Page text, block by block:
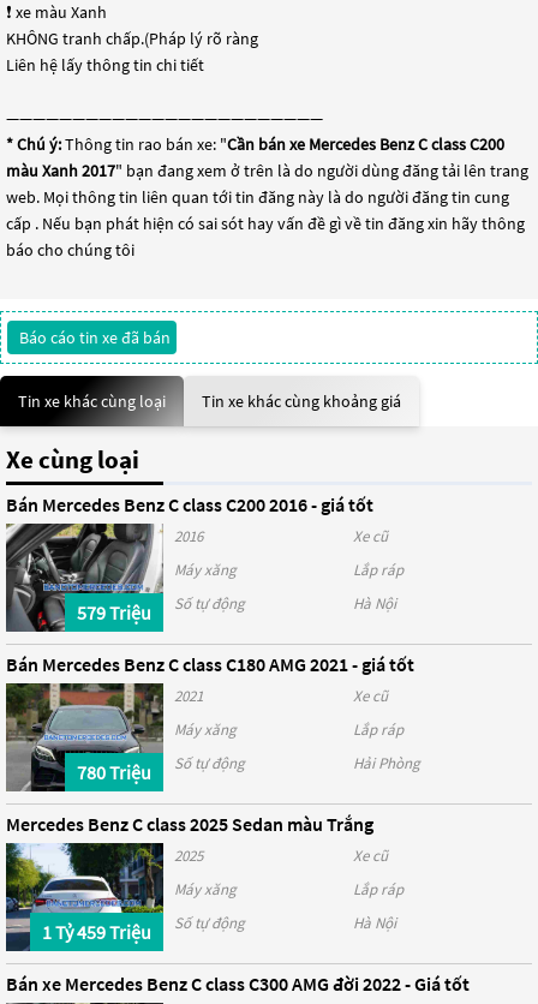
❗️ xe màu Xanh
‍KHÔNG tranh chấp.(Pháp lý rõ ràng
Liên hệ lấy thông tin chi tiết
————————————————————————
* Chú ý:Thông tin rao bán xe: "Cần bán xe Mercedes Benz C class C200
màu Xanh 2017" bạn đang xem ở trên là do người dùng đăng tải lên trang
web. Mọi thông tin liên quan tới tin đăng này là do người đăng tin cung
cấp . Nếu bạn phát hiện có sai sót hay vấn đề gì về tin đăng xin hãy thông
báo cho chúng tôi
Báo cáo tin xe đã bán
Tin xe khác cùng loại Tin xe khác cùng khoảng giá
Xe cùng loại
Bán Mercedes Benz C class C200 2016 - giá tốt
579 Triệu
2016
Xe cũ
Máy xăng
Lắp ráp
Số tự động
Hà Nội
Bán Mercedes Benz C class C180 AMG 2021 - giá tốt
780 Triệu
2021
Xe cũ
Máy xăng
Lắp ráp
Số tự động
Hải Phòng
Mercedes Benz C class 2025 Sedan màu Trắng
1 Tỷ 459 Triệu
2025
Xe cũ
Máy xăng
Lắp ráp
Số tự động
Hà Nội
Bán xe Mercedes Benz C class C300 AMG đời 2022 - Giá tốt